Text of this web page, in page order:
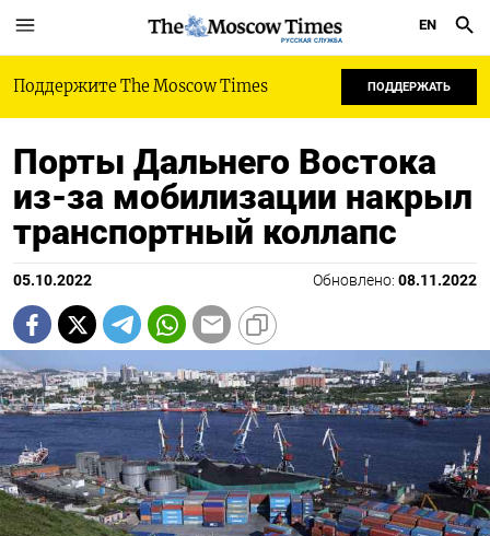
РУССКАЯ СЛУЖБА
EN
Поддержите The Moscow Times ПОДДЕРЖАТЬ
Порты Дальнего Востока
из-за мобилизации накрыл
транспортный коллапс
05.10.2022 Обновлено: 08.11.2022